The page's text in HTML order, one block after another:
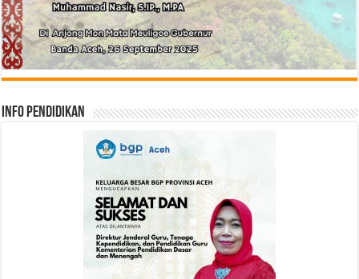
Info Pendidikan